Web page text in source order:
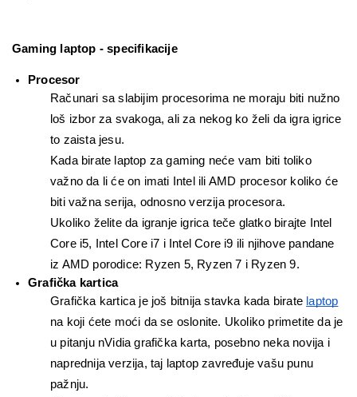
Gaming laptop - specifikacije
Procesor
Računari sa slabijim procesorima ne moraju biti nužno
loš izbor za svakoga, ali za nekog ko želi da igra igrice
to zaista jesu.
Kada birate laptop za gaming neće vam biti toliko
važno da li će on imati Intel ili AMD procesor koliko će
biti važna serija, odnosno verzija procesora.
Ukoliko želite da igranje igrica teče glatko birajte Intel
Core i5, Intel Core i7 i Intel Core i9 ili njihove pandane
iz AMD porodice: Ryzen 5, Ryzen 7 i Ryzen 9.
Grafička kartica
Grafička kartica je još bitnija stavka kada birate laptop
na koji ćete moći da se oslonite. Ukoliko primetite da je
u pitanju nVidia grafička karta, posebno neka novija i
naprednija verzija, taj laptop zavređuje vašu punu
pažnju.